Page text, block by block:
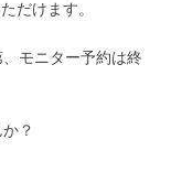
だけます。
モニター予約は終
？